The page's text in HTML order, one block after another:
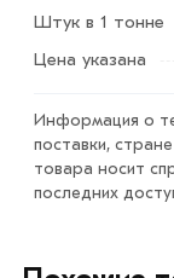
«Быстрый заказ»
контактам
Условия
дорожная
Сетка сварная в
РС
свяжутся с Вами
Штук в 1 тонне
Цена указана
Информация о
поставки,
товара носит
последних